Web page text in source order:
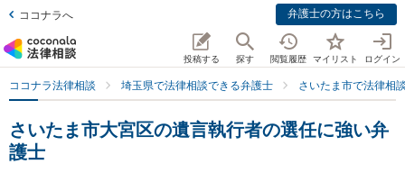
ココナラへ 弁護士の方はこちら
投稿する 探す 閲覧履歴 マイリスト ログイン
ココナラ法律相談 埼玉県で法律相談できる弁護士 さいたま市で法律相
さいたま市大宮区の遺言執行者の選任に強い弁
護士